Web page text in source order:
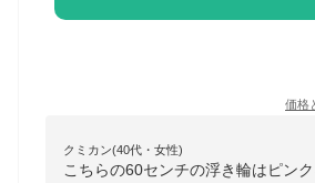
価格
クミカン(40代・女性)
こちらの60センチの浮き輪はピン